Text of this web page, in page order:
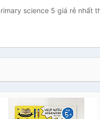
science 5 giá rẻ nhất